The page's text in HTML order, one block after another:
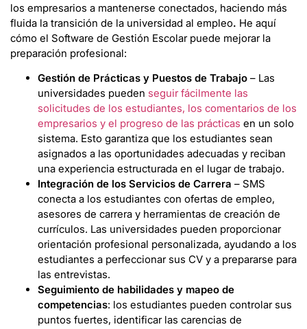
los empresarios a mantenerse conectados, haciendo más
fluida la transición de la universidad al empleo. He aquí
cómo el Software de Gestión Escolar puede mejorar la
preparación profesional:
Gestión de Prácticas y Puestos de Trabajo – Las
universidades pueden seguir fácilmente las
solicitudes de los estudiantes, los comentarios de los
empresarios y el progreso de las prácticas en un solo
sistema. Esto garantiza que los estudiantes sean
asignados a las oportunidades adecuadas y reciban
una experiencia estructurada en el lugar de trabajo.
Integración de los Servicios de Carrera – SMS
conecta a los estudiantes con ofertas de empleo,
asesores de carrera y herramientas de creación de
currículos. Las universidades pueden proporcionar
orientación profesional personalizada, ayudando a los
estudiantes a perfeccionar sus CV y a prepararse para
las entrevistas.
Seguimiento de habilidades y mapeo de
competencias: los estudiantes pueden controlar sus
puntos fuertes, identificar las carencias de